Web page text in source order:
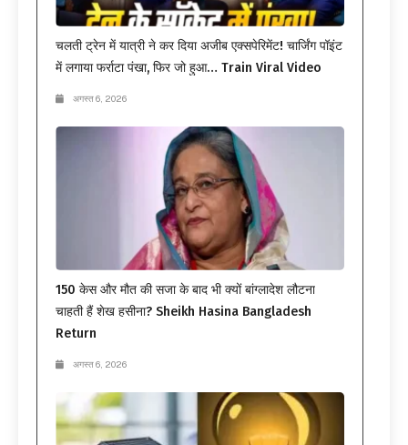
चलती ट्रेन में यात्री ने कर दिया अजीब एक्सपेरिमेंट! चार्जिंग पॉइंट
में लगाया फर्राटा पंखा, फिर जो हुआ… Train Viral Video
अगस्त 6, 2026
150 केस और मौत की सजा के बाद भी क्यों बांग्लादेश लौटना
चाहती हैं शेख हसीना? Sheikh Hasina Bangladesh
Return
अगस्त 6, 2026